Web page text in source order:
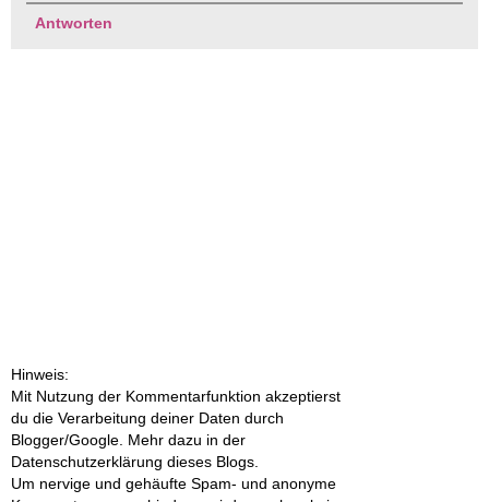
Antworten
Hinweis:
Mit Nutzung der Kommentarfunktion akzeptierst
du die Verarbeitung deiner Daten durch
Blogger/Google. Mehr dazu in der
Datenschutzerklärung dieses Blogs.
Um nervige und gehäufte Spam- und anonyme